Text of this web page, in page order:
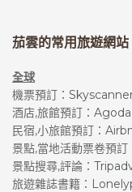
茄雲的常用旅遊網站
全球
機票預訂：
酒店,旅館預訂： Agoda
民宿,小旅館預訂：
景點,當地活動票卷預訂
景點搜尋,評論：
旅遊雜誌書籍：